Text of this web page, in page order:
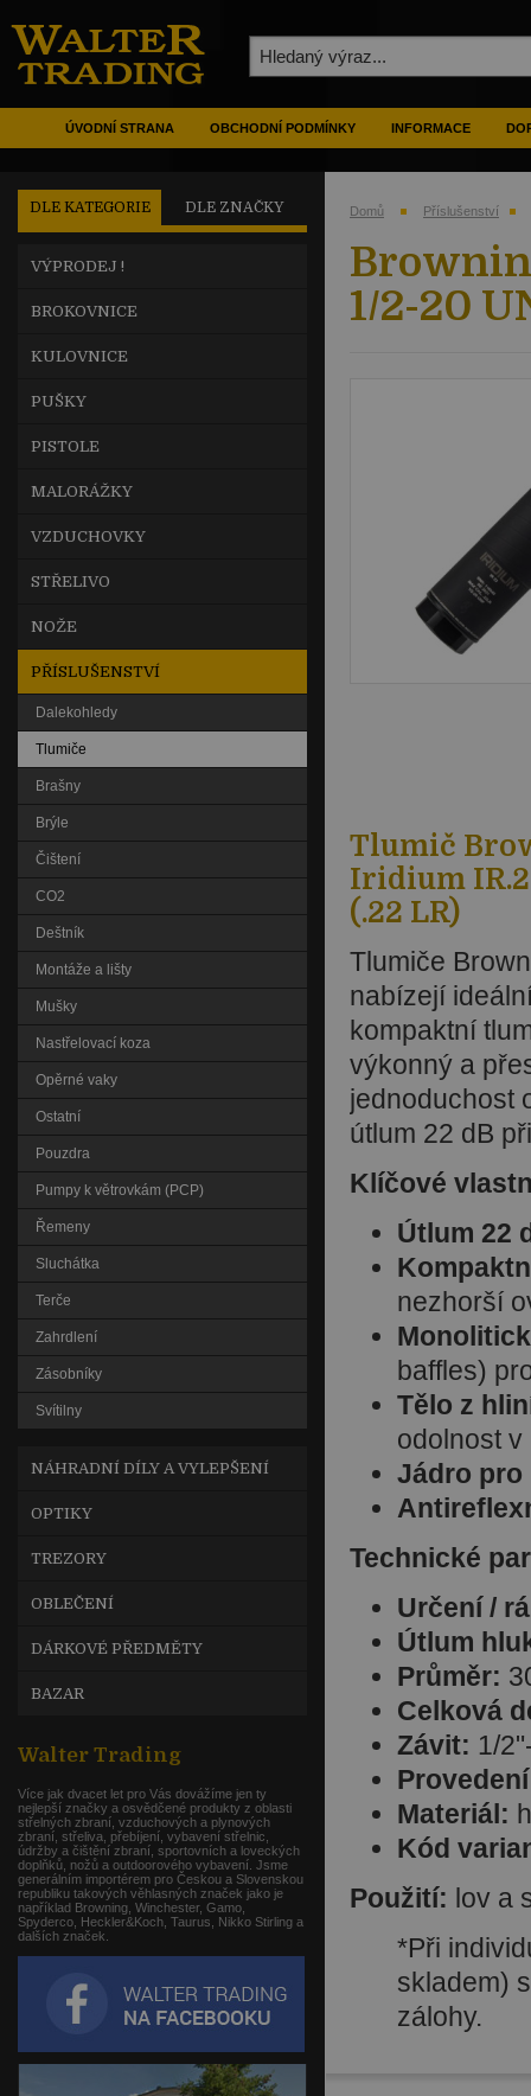
ÚVODNÍ STRANA OBCHODNÍ PODMÍNKY INFORMACE
Domů Příslušenství
1/2-20
Tlumič
Iridium
(.22 LR)
Tlumiče
nabízejí
kompaktní
výkonný a
jednoduchost
útlum 22 dB
Klíčové
Útlum 22
nezhorší
baffles)
Tělo z
odolnost
Jádro pro
Technické
Určení /
Útlum
Průměr:
Celková
Závit: 1/
Materiál:
Kód
Použití: lov a
*Při
skladem)
zálohy.
DLE KATEGORIE DLE ZNAČKY
VÝPRODEJ !
BROKOVNICE
KULOVNICE
PUŠKY
PISTOLE
MALORÁŽKY
VZDUCHOVKY
STŘELIVO
NOŽE
PŘÍSLUŠENSTVÍ
Dalekohledy
Tlumiče
Brašny
Brýle
Čištení
CO2
Deštník
Montáže a lišty
Mušky
Nastřelovací koza
Opěrné vaky
Ostatní
Pouzdra
Pumpy k větrovkám (PCP)
Řemeny
Sluchátka
Terče
Zahrdlení
Zásobníky
Svítilny
NÁHRADNÍ DÍLY A VYLEPŠENÍ
OPTIKY
TREZORY
OBLEČENÍ
DÁRKOVÉ PŘEDMĚTY
BAZAR
Walter Trading
Více jak dvacet let pro Vás dovážíme jen ty
nejlepší značky a osvědčené produkty z oblasti
střelných zbraní, vzduchových a plynových
zbraní, střeliva, přebíjení, vybavení střelnic,
údržby a čištění zbraní, sportovních a loveckých
doplňků, nožů a outdoorového vybavení. Jsme
generálním importérem pro Českou a Slovenskou
republiku takových věhlasných značek jako je
například Browning, Winchester, Gamo,
Spyderco, Heckler&Koch, Taurus, Nikko Stirling a
dalších značek.